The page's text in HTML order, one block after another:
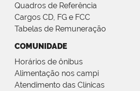
Quadros de Referência
Cargos CD, FG e FCC
Tabelas de Remuneração
COMUNIDADE
Horários de ônibus
Alimentação nos campi
Atendimento das Clínicas